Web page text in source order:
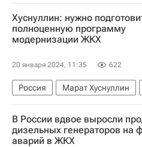
Хуснуллин: нужно
полноценную программу
модернизации ЖКХ
20 января 2024, 11:35 622
Россия Марат Хуснуллин
В России вдвое выросли
дизельных генераторов на
аварий в ЖКХ